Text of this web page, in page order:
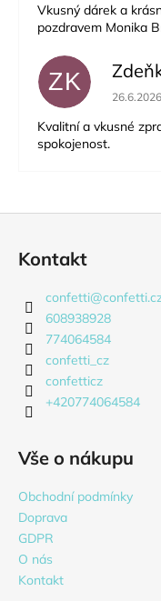
Vkusný dárek a
pozdravem Monika
ZK
26.6.2026
Kvalitní a vkusné
spokojenost.
Kontakt
confetti@
608938928
774064584
confetti_cz
confetticz
+420774064584
Vše o nákupu
Obchodní podmínky
Doprava
GDPR
O nás
Kontakt